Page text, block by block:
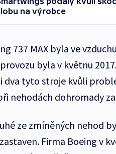
na výrobce
737 MAX byla ve
byla v květnu
dva tyto stroje kvůli
nehodách dohromady
ze zmíněných nehod
Firma Boeing v